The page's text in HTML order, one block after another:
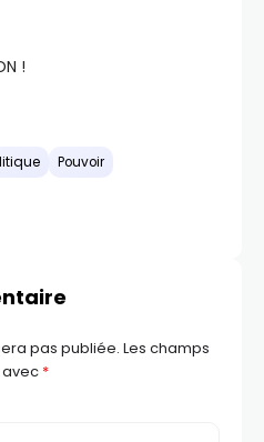
!
Pouvoir
pas publiée. Les champs
*